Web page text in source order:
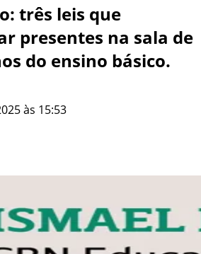
três leis que
presentes na sala de
do ensino básico.
às 15:53